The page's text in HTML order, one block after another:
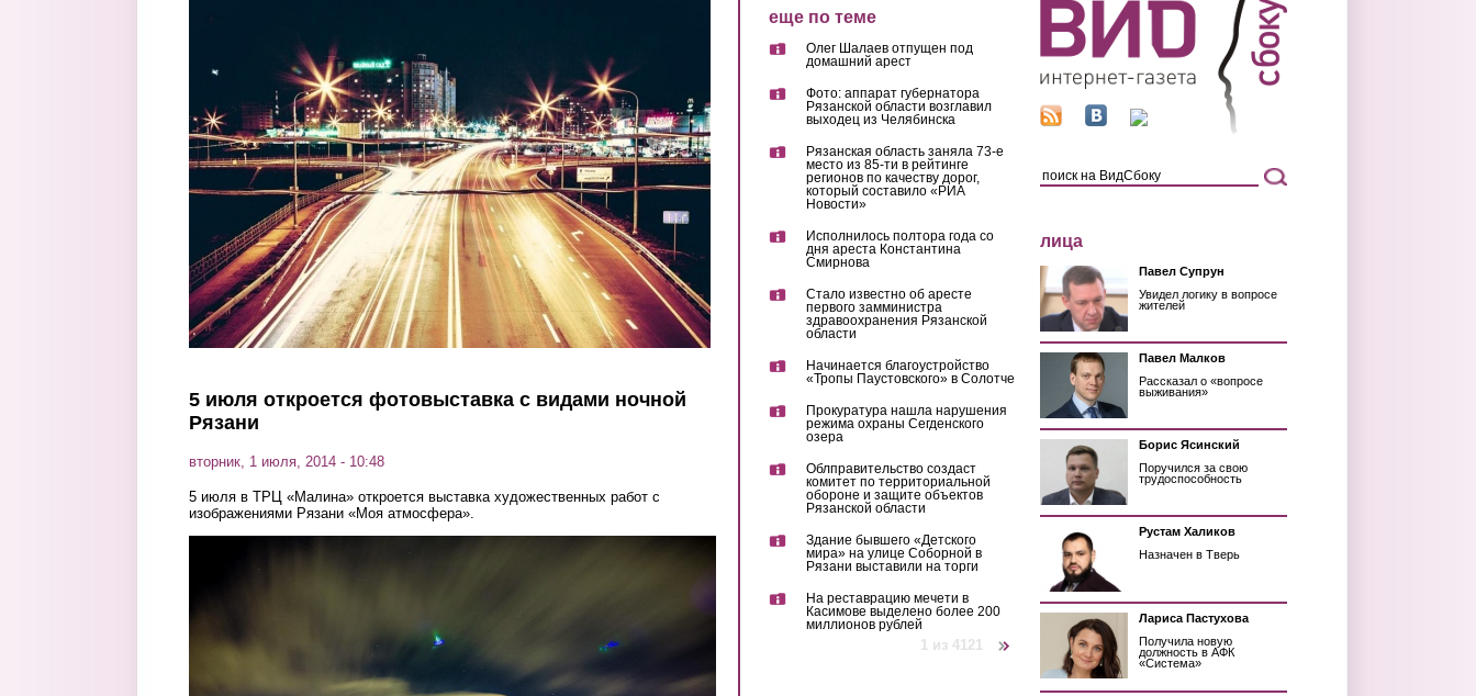
5 июля откроется фотовыставка с видами ночной
Рязани
вторник, 1 июля, 2014 - 10:48
5 июля в ТРЦ «Малина» откроется выставка художественных работ с
изображениями Рязани «Моя атмосфера».
еще по теме
Олег Шалаев отпущен под
домашний арест
Фото: аппарат губернатора
Рязанской области возглавил
выходец из Челябинска
Рязанская область заняла 73-е
место из 85-ти в рейтинге
регионов по качеству дорог,
который составило «РИА
Новости»
Исполнилось полтора года со
дня ареста Константина
Смирнова
Стало известно об аресте
первого замминистра
здравоохранения Рязанской
области
Начинается благоустройство
«Тропы Паустовского» в Солотче
Прокуратура нашла нарушения
режима охраны Сегденского
озера
Облправительство создаст
комитет по территориальной
обороне и защите объектов
Рязанской области
Здание бывшего «Детского
мира» на улице Соборной в
Рязани выставили на торги
На реставрацию мечети в
Касимове выделено более 200
миллионов рублей
1 из 4121
лица
Павел Супрун
Увидел логику в вопросе
жителей
Павел Малков
Рассказал о «вопросе
выживания»
Борис Ясинский
Поручился за свою
трудоспособность
Рустам Халиков
Назначен в Тверь
Лариса Пастухова
Получила новую
должность в АФК
«Система»